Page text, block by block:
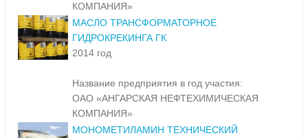
КОМПАНИЯ»
МАСЛО ТРАНСФОРМАТОРНОЕ
ГИДРОКРЕКИНГА ГК
2014 год
Название предприятия в год участия:
ОАО «АНГАРСКАЯ НЕФТЕХИМИЧЕСКАЯ
КОМПАНИЯ»
МОНОМЕТИЛАМИН ТЕХНИЧЕСКИЙ